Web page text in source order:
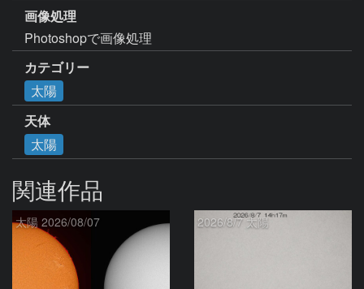
画像処理
Photoshopで画像処理
カテゴリー
太陽
天体
太陽
関連作品
太陽 2026/08/07 2026/8/7 太陽